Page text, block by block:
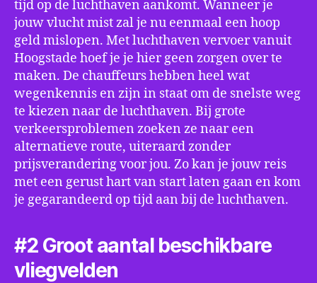
tijd op de luchthaven aankomt. Wanneer je
jouw vlucht mist zal je nu eenmaal een hoop
geld mislopen. Met luchthaven vervoer vanuit
Hoogstade hoef je je hier geen zorgen over te
maken. De chauffeurs hebben heel wat
wegenkennis en zijn in staat om de snelste weg
te kiezen naar de luchthaven. Bij grote
verkeersproblemen zoeken ze naar een
alternatieve route, uiteraard zonder
prijsverandering voor jou. Zo kan je jouw reis
met een gerust hart van start laten gaan en kom
je gegarandeerd op tijd aan bij de luchthaven.
#2 Groot aantal beschikbare
vliegvelden